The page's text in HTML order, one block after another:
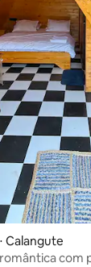
Calangute
com